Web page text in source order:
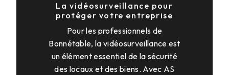
La vidéosurveillance pour
protéger votre entreprise
Pour les professionnels de
Bonnétable, la vidéosurveillance est
un élément essentiel de la sécurité
des locaux et des biens. Avec AS